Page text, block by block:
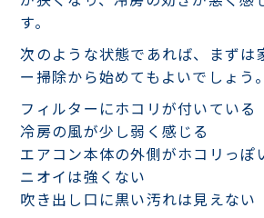
す。
次のような状態であれば、まずは
ー掃除から始めてもよいでしょう。
フィルターにホコリが付いている
冷房の風が少し弱く感じる
エアコン本体の外側がホコリっぽ
ニオイは強くない
吹き出し口に黒い汚れは見えない